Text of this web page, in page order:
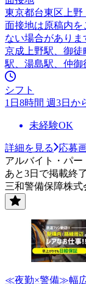
東京都台東区上
面接地は原稿内を
ない場合がありま
京成上野駅、御
駅、湯島駅、仲
シフト
1日8時間 週3日か
未経験OK
詳細を見る
応募
アルバイト・パー
あと3日で掲載終了
三和警備保障株
≪夜勤×警備≫幅広